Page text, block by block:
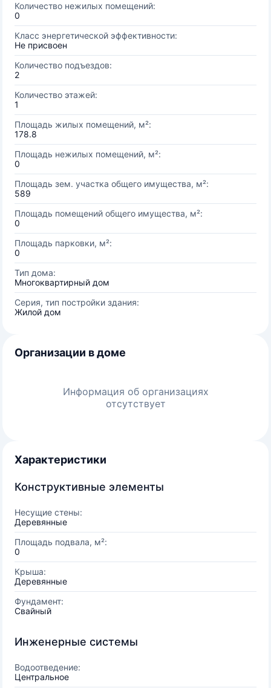
Количество нежилых помещений:
0
Класс энергетической эффективности:
Не присвоен
Количество подъездов:
2
Количество этажей:
1
Площадь жилых помещений, м²:
178.8
Площадь нежилых помещений, м²:
0
Площадь зем. участка общего имущества, м²:
589
Площадь помещений общего имущества, м²:
0
Площадь парковки, м²:
0
Тип дома:
Многоквартирный дом
Серия, тип постройки здания:
Жилой дом
Организации в доме
Информация об организациях
отсутствует
Характеристики
Конструктивные элементы
Несущие стены:
Деревянные
Площадь подвала, м²:
0
Крыша:
Деревянные
Фундамент:
Свайный
Инженерные системы
Водоотведение:
Центральное